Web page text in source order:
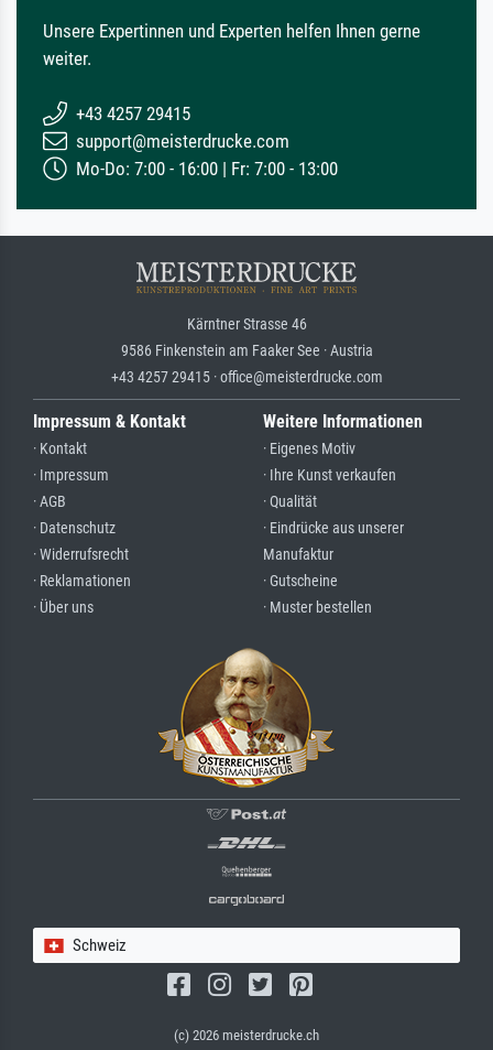
Unsere Expertinnen und Experten helfen Ihnen gerne
weiter.
+43 4257 29415
support@meisterdrucke.com
Mo-Do: 7:00 - 16:00 | Fr: 7:00 - 13:00
Kärntner Strasse 46
9586 Finkenstein am Faaker See · Austria
+43 4257 29415 · office@meisterdrucke.com
Impressum & Kontakt
· Kontakt
· Impressum
· AGB
· Datenschutz
· Widerrufsrecht
· Reklamationen
· Über uns
Weitere Informationen
· Eigenes Motiv
· Ihre Kunst verkaufen
· Qualität
· Eindrücke aus unserer
Manufaktur
· Gutscheine
· Muster bestellen
Schweiz
(c) 2026 meisterdrucke.ch